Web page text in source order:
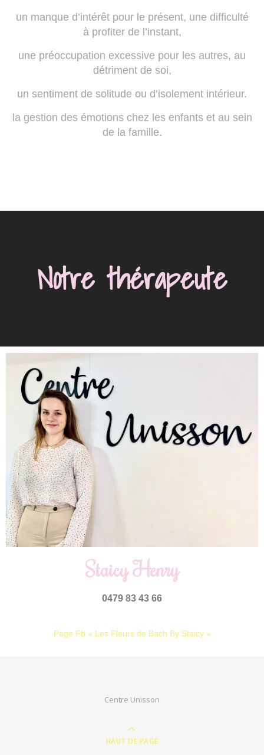
un manque d’intérêt pour le présent, une difficulté
à profiter de l’instant,
une préoccupation excessive pour les autres, au
détriment de soi,
un sentiment de solitude ou d’isolement intérieur.
la gestion des émotions chez les enfants et au sein
de la famille.
Notre thérapeute
Staicy Henry
0479 83 43 66
Page Fb « Les Fleurs de Bach By Staicy »
Centre Unisson
HAUT DE PAGE